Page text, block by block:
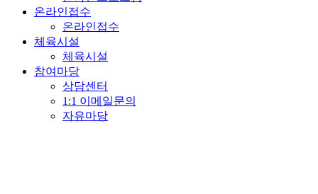
온라인접수
온라인접수
체육시설
체육시설
참여마당
상담센터
1:1 이메일문의
자유마당